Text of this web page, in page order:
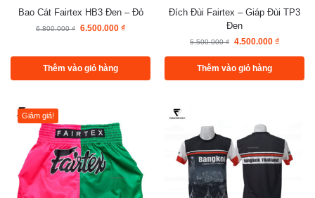
Bao Cát Fairtex HB3 Đen – Đỏ
6.800.000₫ 6.500.000 ₫
Thêm vào giỏ hàng
Đích Đùi Fairtex – Giáp Đùi TP3
Đen
5.500.000₫ 4.500.000 ₫
Thêm vào giỏ hàng
Giảm giá!